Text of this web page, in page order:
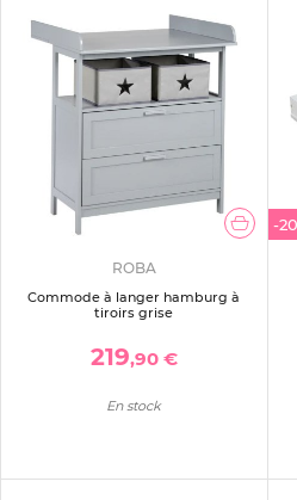
ROBA
Commode à langer hamburg à
tiroirs grise
219,90 €
En stock
-